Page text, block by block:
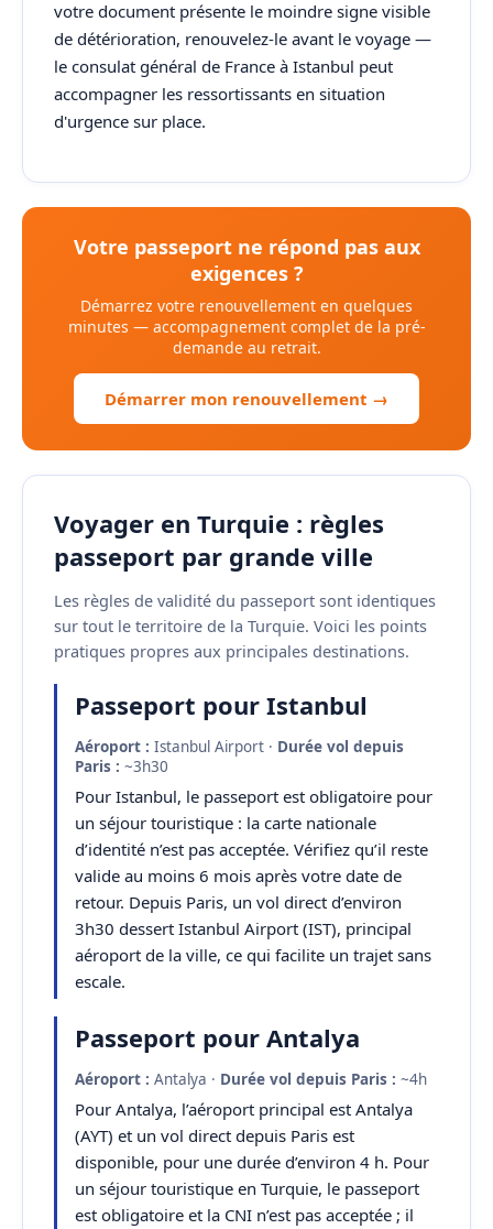
votre document présente le moindre signe visible
de détérioration, renouvelez-le avant le voyage —
le consulat général de France à Istanbul peut
accompagner les ressortissants en situation
d'urgence sur place.
Votre passeport ne répond pas aux
exigences ?
Démarrez votre renouvellement en quelques
minutes — accompagnement complet de la pré-
demande au retrait.
Démarrer mon renouvellement →
Voyager en Turquie : règles
passeport par grande ville
Les règles de validité du passeport sont identiques
sur tout le territoire de la Turquie. Voici les points
pratiques propres aux principales destinations.
Passeport pour Istanbul
Aéroport : Istanbul Airport · Durée vol depuis
Paris : ~3h30
Pour Istanbul, le passeport est obligatoire pour
un séjour touristique : la carte nationale
d’identité n’est pas acceptée. Vérifiez qu’il reste
valide au moins 6 mois après votre date de
retour. Depuis Paris, un vol direct d’environ
3h30 dessert Istanbul Airport (IST), principal
aéroport de la ville, ce qui facilite un trajet sans
escale.
Passeport pour Antalya
Aéroport : Antalya · Durée vol depuis Paris : ~4h
Pour Antalya, l’aéroport principal est Antalya
(AYT) et un vol direct depuis Paris est
disponible, pour une durée d’environ 4 h. Pour
un séjour touristique en Turquie, le passeport
est obligatoire et la CNI n’est pas acceptée ; il